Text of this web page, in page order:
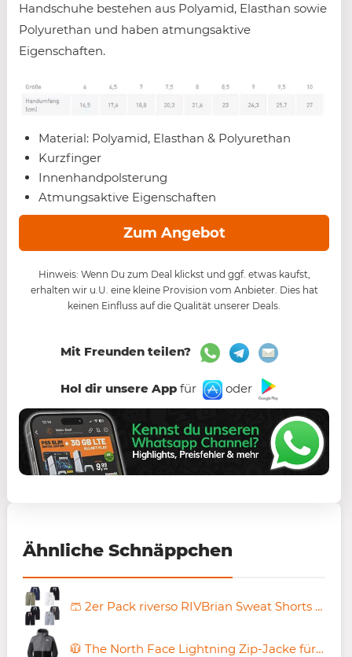
Handschuhe bestehen aus Polyamid, Elasthan sowie
Polyurethan und haben atmungsaktive
Eigenschaften.
Material: Polyamid, Elasthan & Polyurethan
Kurzfinger
Innenhandpolsterung
Atmungsaktive Eigenschaften
Zum Angebot
Hinweis: Wenn Du zum Deal klickst und ggf. etwas kaufst,
erhalten wir u.U. eine kleine Provision vom Anbieter. Dies hat
keinen Einfluss auf die Qualität unserer Deals.
Mit Freunden teilen?
Hol dir unsere Appfür oder
Ähnliche Schnäppchen
🩳 2er Pack riverso RIVBrian Sweat Shorts für 29,99€ (statt 35€)
🧥 The North Face Lightning Zip-Jacke für 83,76€ (statt 104€) – S, M, L